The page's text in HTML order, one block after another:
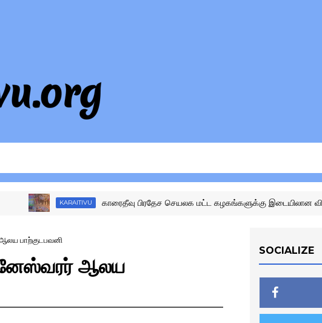
KARAITIVU காரைதீவு பிரதேச செயலக மட்ட கழகங்களுக்கு இடையிலான
பாற்குடபவனி
ஆலய
SOCIALIZE